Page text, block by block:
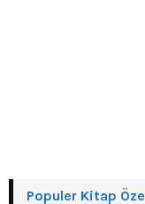
Populer Kitap